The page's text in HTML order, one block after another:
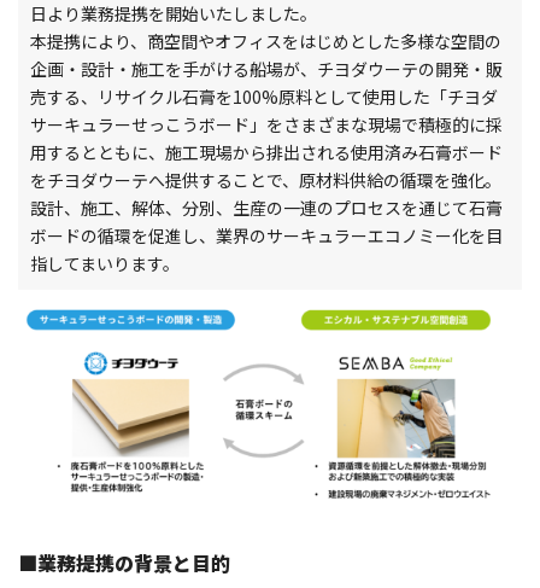
日より業務提携を開始いたしました。
本提携により、商空間やオフィスをはじめとした多様な空間の
企画・設計・施工を手がける船場が、チヨダウーテの開発・販
売する、リサイクル石膏を100%原料として使用した「チヨダ
サーキュラーせっこうボード」をさまざまな現場で積極的に採
用するとともに、施工現場から排出される使用済み石膏ボード
をチヨダウーテへ提供することで、原材料供給の循環を強化。
設計、施工、解体、分別、生産の一連のプロセスを通じて石膏
ボードの循環を促進し、業界のサーキュラーエコノミー化を目
指してまいります。
■業務提携の背景と目的